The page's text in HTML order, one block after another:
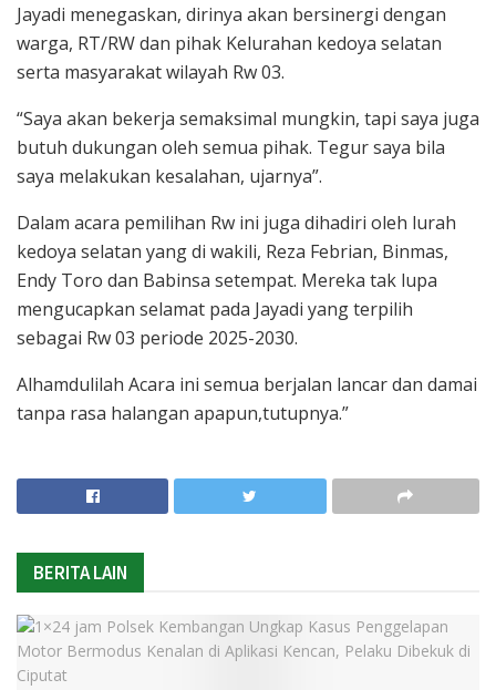
Jayadi menegaskan, dirinya akan bersinergi dengan
warga, RT/RW dan pihak Kelurahan kedoya selatan
serta masyarakat wilayah Rw 03.
“Saya akan bekerja semaksimal mungkin, tapi saya juga
butuh dukungan oleh semua pihak. Tegur saya bila
saya melakukan kesalahan, ujarnya”.
Dalam acara pemilihan Rw ini juga dihadiri oleh lurah
kedoya selatan yang di wakili, Reza Febrian, Binmas,
Endy Toro dan Babinsa setempat. Mereka tak lupa
mengucapkan selamat pada Jayadi yang terpilih
sebagai Rw 03 periode 2025-2030.
Alhamdulilah Acara ini semua berjalan lancar dan damai
tanpa rasa halangan apapun,tutupnya.”
BERITA LAIN